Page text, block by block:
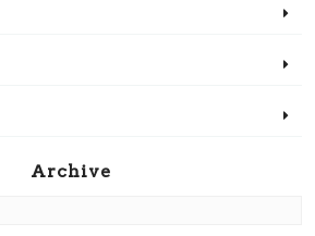
Archive